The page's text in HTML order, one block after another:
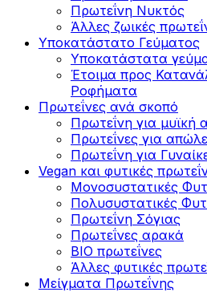
Πρωτεΐνη Νυκτός
Άλλες ζωικές
Υποκατάστατο Γεύματος
Υποκατάστατα
Έτοιμα προς
Ροφήματα
Πρωτεΐνες ανά σκοπό
Πρωτεΐνη για μυϊκή
Πρωτεΐνες για
Πρωτεΐνη για
Vegan και φυτικές
Μονοσυστατικές
Πολυσυστατικές
Πρωτεΐνη Σόγιας
Πρωτεΐνες αρακά
ΒIO πρωτεΐνες
Άλλες φυτικές
Μείγματα Πρωτεΐνης